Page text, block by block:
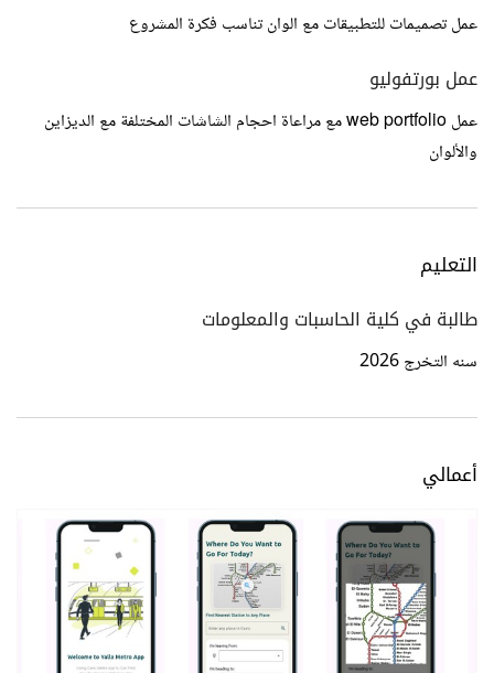
عمل تصميمات للتطبيقات مع الوان تناسب فكرة المشروع
عمل بورتفوليو
عمل web portfolio مع مراعاة احجام الشاشات المختلفة مع الديزاين
والألوان
التعليم
طالبة في كلية الحاسبات والمعلومات
سنه التخرج 2026
أعمالي